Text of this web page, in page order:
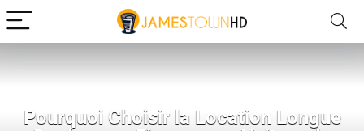
Pourquoi Choisir la Location Longue